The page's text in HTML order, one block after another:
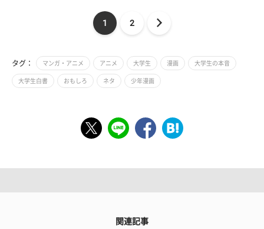
1 2
タグ： マンガ・アニメ アニメ 大学生 漫画 大学生の本音
大学生白書 おもしろ ネタ 少年漫画
関連記事